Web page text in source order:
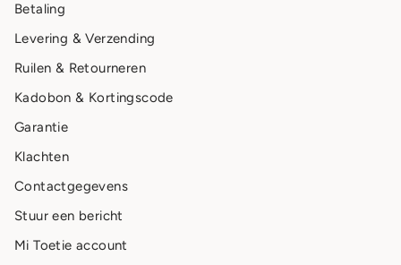
Betaling
Levering & Verzending
Ruilen & Retourneren
Kadobon & Kortingscode
Garantie
Klachten
Contactgegevens
Stuur een bericht
Mi Toetie account